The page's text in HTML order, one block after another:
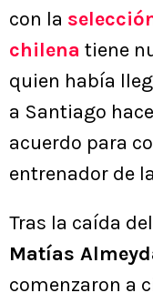
con la
chilena tiene
quien había
a Santiago
acuerdo para
entrenador de
Tras la caída
Matías
comenzaron a